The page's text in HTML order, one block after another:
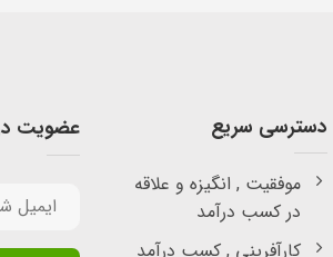
دسترسی سریع
موفقیت , انگیزه و علاقه
در کسب درآمد
کارآفرینی , کسب درآمد
عضویت